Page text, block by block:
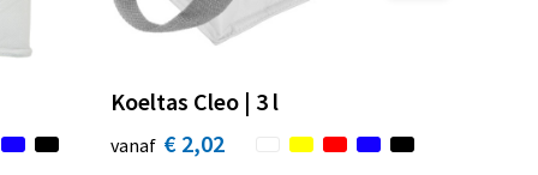
Koeltas Cleo | 3 l
vanaf € 2,02